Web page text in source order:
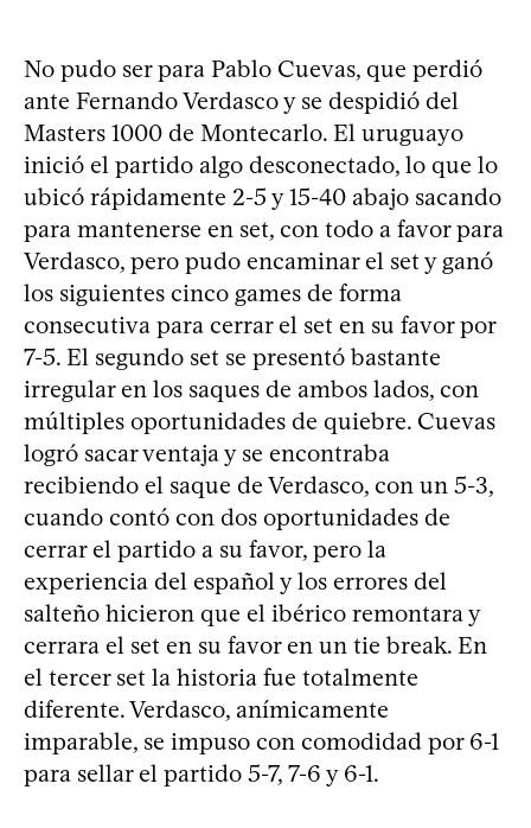
No pudo ser para Pablo Cuevas, que perdió
ante Fernando Verdasco y se despidió del
Masters 1000 de Montecarlo. El uruguayo
inició el partido algo desconectado, lo que lo
ubicó rápidamente 2-5 y 15-40 abajo sacando
para mantenerse en set, con todo a favor para
Verdasco, pero pudo encaminar el set y ganó
los siguientes cinco games de forma
consecutiva para cerrar el set en su favor por
7-5. El segundo set se presentó bastante
irregular en los saques de ambos lados, con
múltiples oportunidades de quiebre. Cuevas
logró sacar ventaja y se encontraba
recibiendo el saque de Verdasco, con un 5-3,
cuando contó con dos oportunidades de
cerrar el partido a su favor, pero la
experiencia del español y los errores del
salteño hicieron que el ibérico remontara y
cerrara el set en su favor en un tie break. En
el tercer set la historia fue totalmente
diferente. Verdasco, anímicamente
imparable, se impuso con comodidad por 6-1
para sellar el partido 5-7, 7-6 y 6-1.